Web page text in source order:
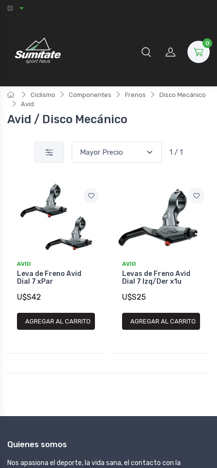
0
Ciclismo Componentes Frenos
Disco Mecánico
Avid
Avid / Disco Mecánico
1 / 1
AVID
Leva de Freno Avid
Dial 7 xPar
U$S42
AGREGAR AL CARRITO
AVID
Levas de Freno Avid
Dial 7 Izq/Der x1u
U$S25
AGREGAR AL CARRITO
Quienes somos
Nos apasiona el deporte, la vida sana, el contacto con la